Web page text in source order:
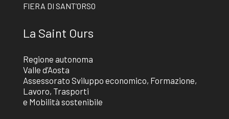
FIERA DI SANT’ORSO
La Saint Ours
Regione autonoma
Valle d’Aosta
Assessorato Sviluppo economico, Formazione,
Lavoro, Trasporti
e Mobilità sostenibile